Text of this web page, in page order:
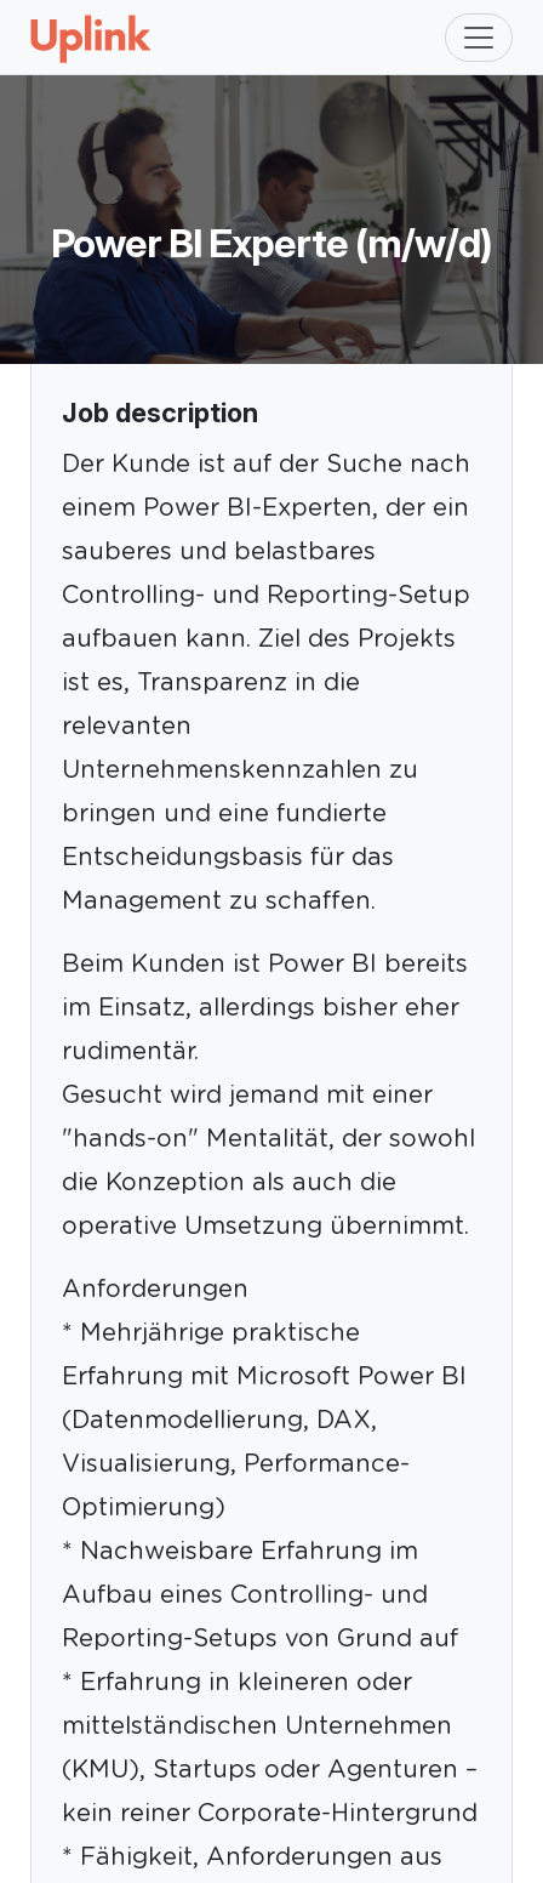
Power BI Experte (m/w/d)
Job description
Der Kunde ist auf der Suche nach
einem Power BI-Experten, der ein
sauberes und belastbares
Controlling- und Reporting-Setup
aufbauen kann. Ziel des Projekts
ist es, Transparenz in die
relevanten
Unternehmenskennzahlen zu
bringen und eine fundierte
Entscheidungsbasis für das
Management zu schaffen.
Beim Kunden ist Power BI bereits
im Einsatz, allerdings bisher eher
rudimentär.
Gesucht wird jemand mit einer
"hands-on" Mentalität, der sowohl
die Konzeption als auch die
operative Umsetzung übernimmt.
Anforderungen
* Mehrjährige praktische
Erfahrung mit Microsoft Power BI
(Datenmodellierung, DAX,
Visualisierung, Performance-
Optimierung)
* Nachweisbare Erfahrung im
Aufbau eines Controlling- und
Reporting-Setups von Grund auf
* Erfahrung in kleineren oder
mittelständischen Unternehmen
(KMU), Startups oder Agenturen –
kein reiner Corporate-Hintergrund
* Fähigkeit, Anforderungen aus